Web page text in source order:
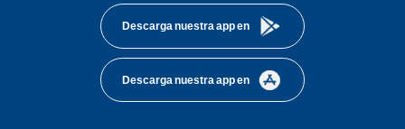
Descarga nuestra app en
Descarga nuestra app en